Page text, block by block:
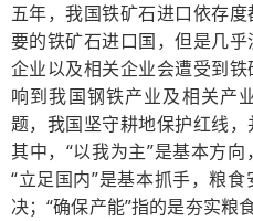
五年，我国铁矿石进口依存
要的铁矿石进口国，但是几
企业以及相关企业会遭受到
响到我国钢铁产业及相关产
题，我国坚守耕地保护红线，
其中，“以我为主”是基本方向
“立足国内”是基本抓手，粮
决；“确保产能”指的是夯实粮